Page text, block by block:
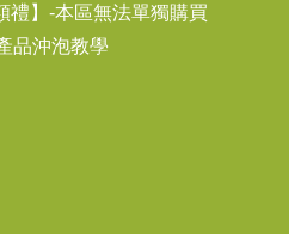
禮】-本區無法單獨購買
品沖泡教學